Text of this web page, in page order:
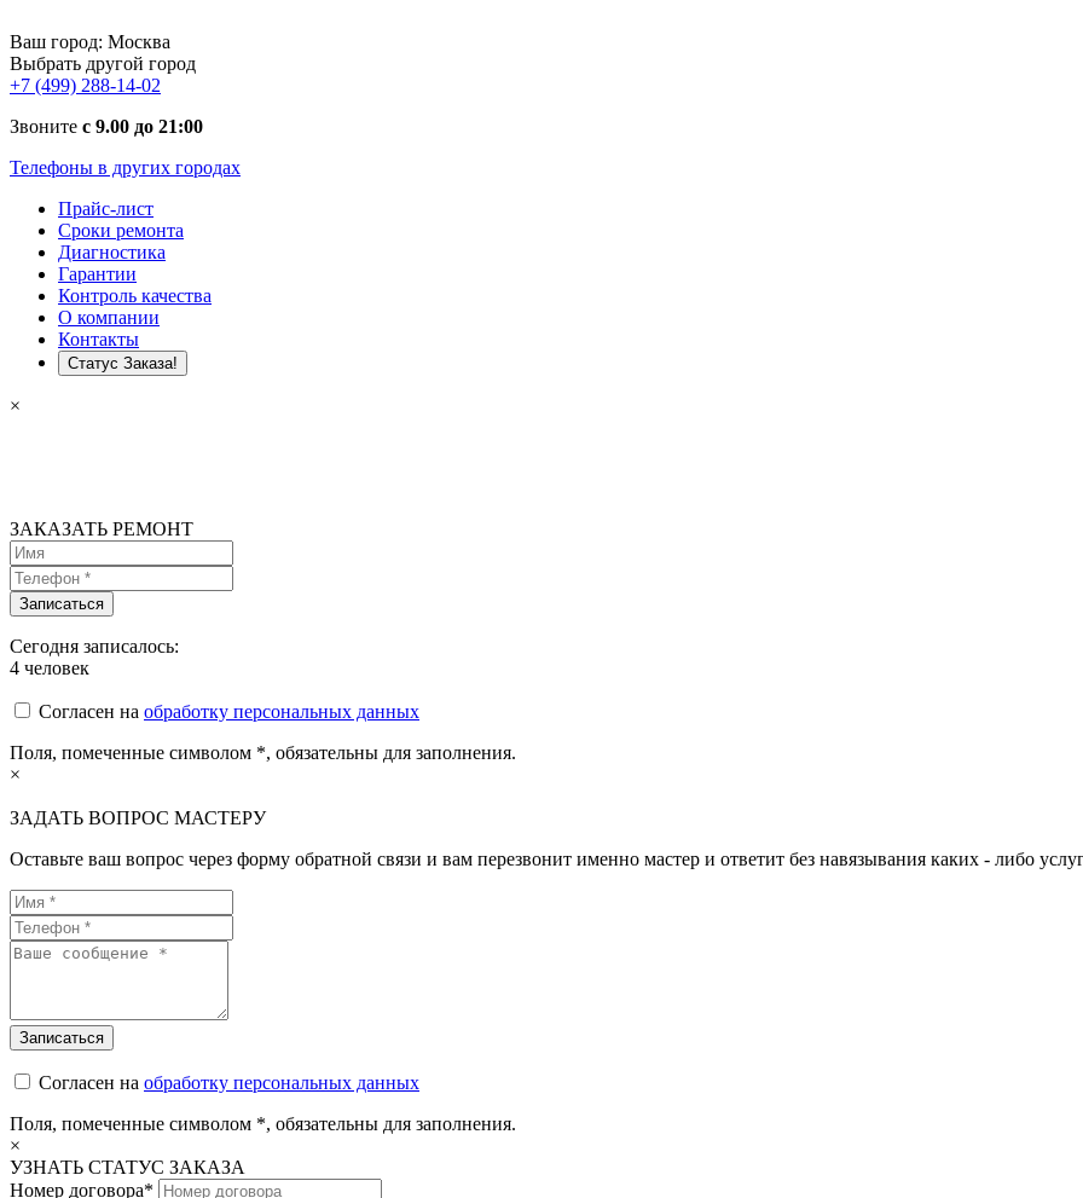
Ваш город: Москва
Выбрать другой город
+7 (499) 288-14-02
Звоните с 9.00 до 21:00
Телефоны в других городах
Прайс-лист
Сроки ремонта
Диагностика
Гарантии
Контроль качества
О компании
Контакты
Статус Заказа!
×
ЗАКАЗАТЬ РЕМОНТ
Сегодня записалось:
4 человек
Согласен на обработку персональных данных
Поля, помеченные символом *, обязательны для заполнения.
×
ЗАДАТЬ ВОПРОС МАСТЕРУ
Оставьте ваш вопрос через форму обратной связи и вам перезвонит именно мастер и ответит без навязывания каких - либо
Согласен на обработку персональных данных
Поля, помеченные символом *, обязательны для заполнения.
×
УЗНАТЬ СТАТУС ЗАКАЗА
Номер договора*